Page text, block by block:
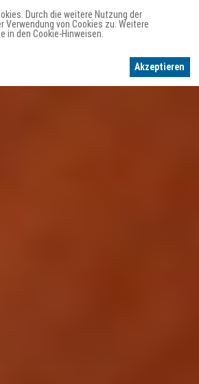
Durch die weitere Nutzung der
Verwendung von Cookies zu. Weitere
den Cookie-Hinweisen.
Akzeptieren